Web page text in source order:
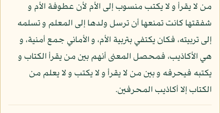
من لا يقرأ و لا يكتب منسوب إلى الأم لأن عطوفة الأم و
شفقتها كانت تمنعها أن ترسل ولدها إلى المعلم و تسلمه
إلى تربيته، فكان يكتفي بتربية الأم، و الأماني جمع أمنية، و
هي الأكاذيب، فمحصل المعنى أنهم بين من يقرأ الكتاب و
يكتبه فيحرفه و بين من لا يقرأ و لا يكتب و لا يعلم من
الكتاب إلا أكاذيب المحرفين.